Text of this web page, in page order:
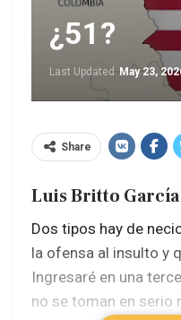
¿51?
Last Updated May 23,
Share
Luis Britto García
Dos tipos hay de
la ofensa al insulto y
Ingresaré en una
no se toman en serio